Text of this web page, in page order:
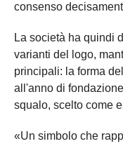
consenso
La società ha quindi
varianti del logo,
principali: la forma
all'anno di
squalo, scelto come
«Un simbolo che